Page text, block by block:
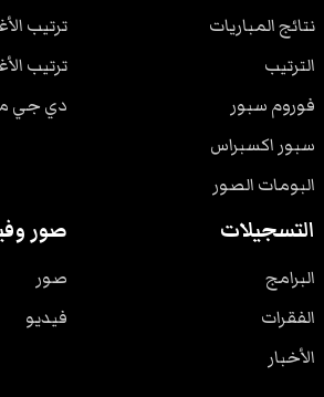
نتائج المباريات
الترتيب
فوروم سبور
سبور اكسبراس
البومات الصور
ترتيب
ترتيب
دي جي
التسجيلات
البرامج
الفقرات
الأخبار
صور
صور
فيديو